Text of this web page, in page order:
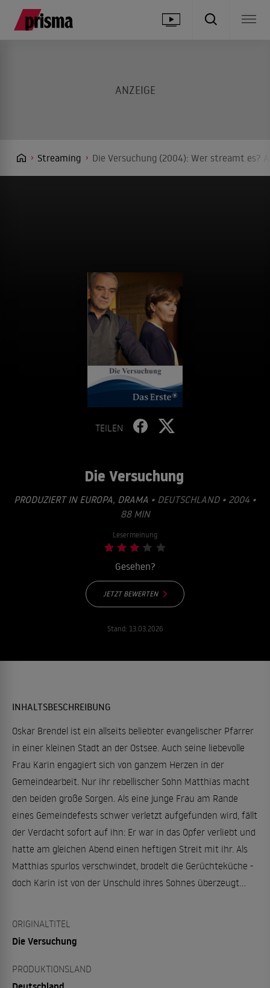
Streaming Die Versuchung (2004): Wer streamt es?
TEILEN
Die Versuchung
PRODUZIERT IN EUROPA, DRAMA • DEUTSCHLAND • 2004 •
88 MIN
Lesermeinung
Gesehen?
JETZT BEWERTEN
Stand: 13.03.2026
INHALTSBESCHREIBUNG
Oskar Brendel ist ein allseits beliebter evangelischer Pfarrer
in einer kleinen Stadt an der Ostsee. Auch seine liebevolle
Frau Karin engagiert sich von ganzem Herzen in der
Gemeindearbeit. Nur ihr rebellischer Sohn Matthias macht
den beiden große Sorgen. Als eine junge Frau am Rande
eines Gemeindefests schwer verletzt aufgefunden wird, fällt
der Verdacht sofort auf ihn: Er war in das Opfer verliebt und
hatte am gleichen Abend einen heftigen Streit mit ihr. Als
Matthias spurlos verschwindet, brodelt die Gerüchteküche -
doch Karin ist von der Unschuld ihres Sohnes überzeugt...
ORIGINALTITEL
Die Versuchung
PRODUKTIONSLAND